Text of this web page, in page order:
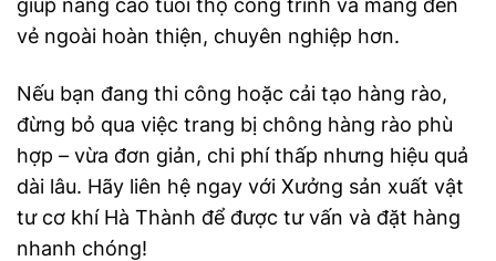
giúp nâng cao tuổi thọ công trình và mang đến
vẻ ngoài hoàn thiện, chuyên nghiệp hơn.
Nếu bạn đang thi công hoặc cải tạo hàng rào,
đừng bỏ qua việc trang bị chông hàng rào phù
hợp – vừa đơn giản, chi phí thấp nhưng hiệu quả
dài lâu. Hãy liên hệ ngay với Xưởng sản xuất vật
tư cơ khí Hà Thành để được tư vấn và đặt hàng
nhanh chóng!